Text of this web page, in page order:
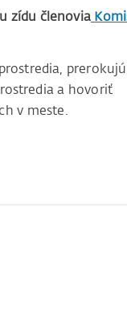
zídu členovia
prerokujú
a hovoriť
v meste.